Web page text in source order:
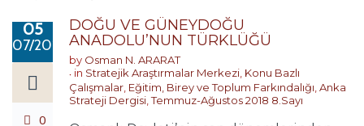
05
07/2018
0
DOĞU VE GÜNEYDOĞU
ANADOLU’NUN TÜRKLÜĞÜ
by Osman N. ARARAT
in Stratejik Araştırmalar Merkezi, Konu Bazlı
Çalışmalar, Eğitim, Birey ve Toplum Farkındalığı,Anka
Strateji Dergisi,Temmuz-Ağustos 2018 8.Sayı